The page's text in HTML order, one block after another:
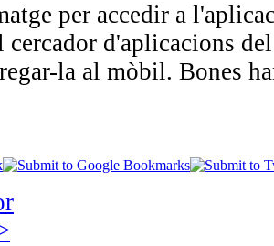
per accedir a
cercador d'aplicacions
la al mòbil. Bones